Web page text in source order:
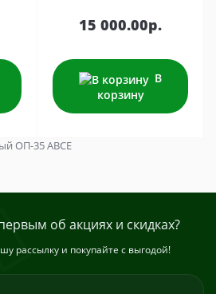
15 000.00р.
В
корзину
ОП-35 АВСЕ
об акциях и скидках?
рассылку и покупайте с выгодой!